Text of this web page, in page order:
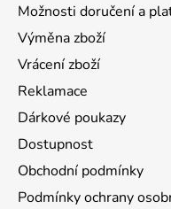
Možnosti doručení a
Výměna zboží
Vrácení zboží
Reklamace
Dárkové poukazy
Dostupnost
Obchodní podmínky
Podmínky ochrany